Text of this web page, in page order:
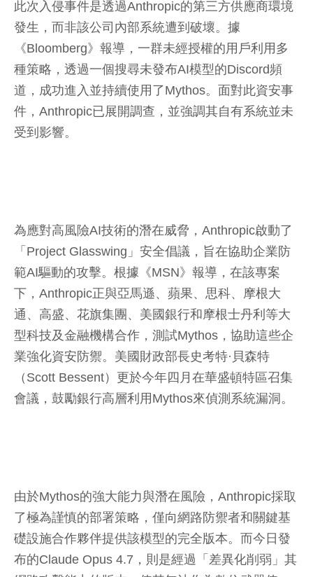
此次入侵事件是透過Anthropic的第三方供應商環境
發生，而非該公司內部系統遭到破壞。據
《Bloomberg》報導，一群未經授權的用戶利用多
種策略，透過一個搜尋未發布AI模型的Discord頻
道，成功進入並持續使用了Mythos。面對此資安事
件，Anthropic已展開調查，並強調其自有系統並未
受到影響。
為應對高風險AI技術的潛在威脅，Anthropic啟動了
「Project Glasswing」安全倡議，旨在協助企業防
範AI驅動的攻擊。根據《MSN》報導，在該專案
下，Anthropic正與亞馬遜、蘋果、思科、摩根大
通、高盛、花旗集團、美國銀行和摩根士丹利等大
型科技及金融機構合作，測試Mythos，協助這些企
業強化資安防禦。美國財政部長史考特·貝森特
（Scott Bessent）更於今年四月在華盛頓特區召集
會議，鼓勵銀行高層利用Mythos來偵測系統漏洞。
由於Mythos的強大能力與潛在風險，Anthropic採取
了極為謹慎的部署策略，僅向網路防禦者和關鍵基
礎設施合作夥伴提供該模型的完全版本。而今日發
布的Claude Opus 4.7，則是經過「差異化削弱」其